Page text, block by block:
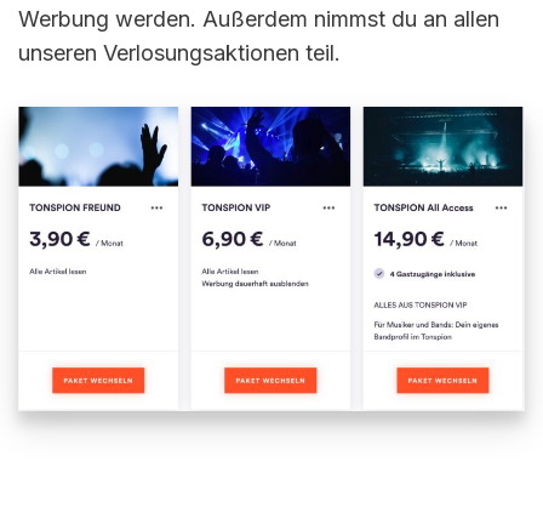
Werbung werden. Außerdem nimmst du an allen
unseren Verlosungsaktionen teil.